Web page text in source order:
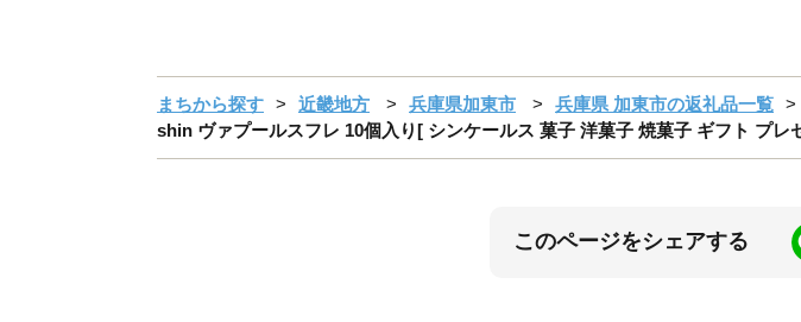
まちから探す 近畿地方 兵庫県加東市
兵庫県 加東市の返礼品一覧
shin ヴァプールスフレ 10個入り[ シンケールス 菓子 洋菓子 焼菓子 ギフト プレ
このページをシェアする